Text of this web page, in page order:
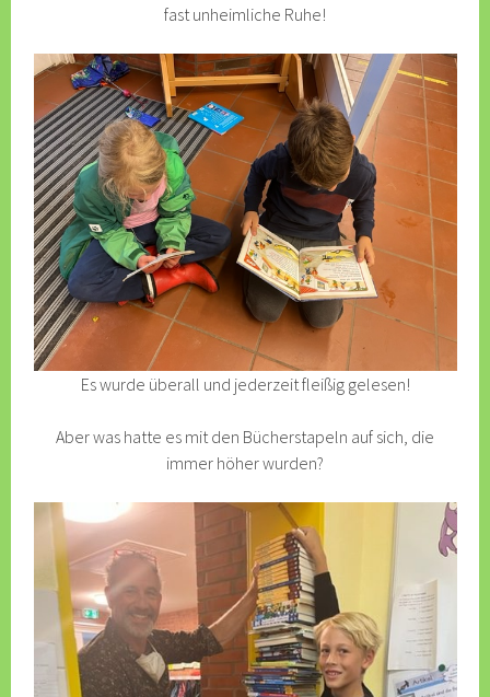
fast unheimliche Ruhe!
Es wurde überall und jederzeit fleißig gelesen!
Aber was hatte es mit den Bücherstapeln auf sich, die
immer höher wurden?